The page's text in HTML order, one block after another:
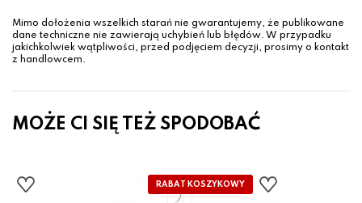
Mimo dołożenia wszelkich starań nie gwarantujemy, że publikowane
dane techniczne nie zawierają uchybień lub błędów. W przypadku
jakichkolwiek wątpliwości, przed podjęciem decyzji, prosimy o kontakt
z handlowcem.
MOŻE CI SIĘ TEŻ SPODOBAĆ